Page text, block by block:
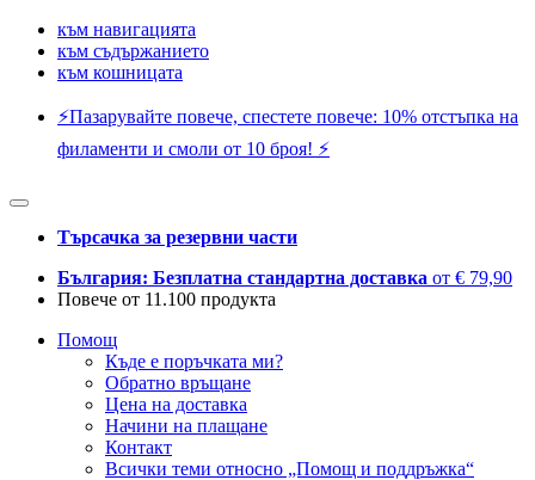
към навигацията
към съдържанието
към кошницата
⚡️Пазарувайте повече, спестете повече: 10% отстъпка на
филаменти и смоли от 10 броя! ⚡️
Търсачка за резервни части
България: Безплатна стандартна доставка от € 79,90
Повече от 11.100 продукта
Помощ
Къде е поръчката ми?
Обратно връщане
Цена на доставка
Начини на плащане
Контакт
Всички теми относно „Помощ и поддръжка“